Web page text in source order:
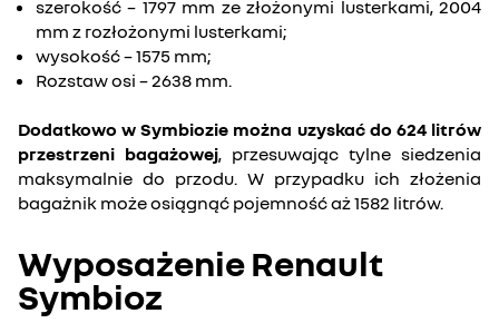
szerokość – 1797 mm ze złożonymi lusterkami, 2004
mm z rozłożonymi lusterkami;
wysokość – 1575 mm;
Rozstaw osi – 2638 mm.
Dodatkowo w Symbiozie można uzyskać do 624 litrów
przestrzeni bagażowej, przesuwając tylne siedzenia
maksymalnie do przodu. W przypadku ich złożenia
bagażnik może osiągnąć pojemność aż 1582 litrów.
Wyposażenie Renault
Symbioz